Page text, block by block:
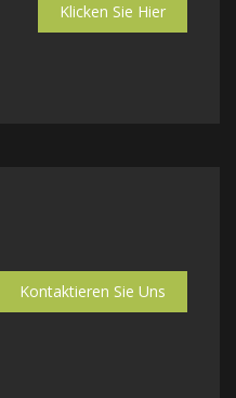
Klicken Sie Hier
Kontaktieren Sie Uns